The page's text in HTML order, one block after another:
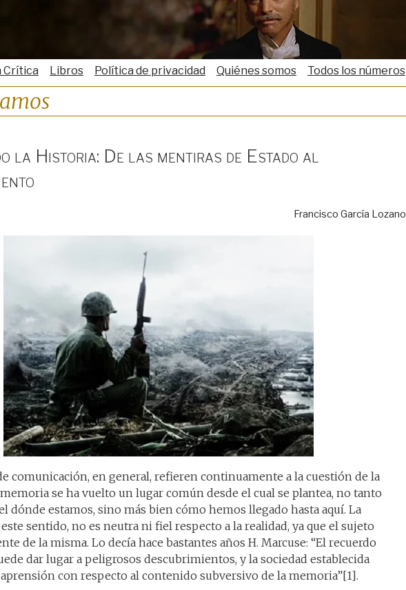
Crítica Libros Política de privacidad Quiénes somos Todos los números
la Historia: De las mentiras de Estado al
Francisco García Lozano
comunicación, en general, refieren continuamente a la cuestión de la
se ha vuelto un lugar común desde el cual se plantea, no tanto
dónde estamos, sino más bien cómo hemos llegado hasta aquí. La
sentido, no es neutra ni fiel respecto a la realidad, ya que el sujeto
de la misma. Lo decía hace bastantes años H. Marcuse: “El recuerdo
dar lugar a peligrosos descubrimientos, y la sociedad establecida
con respecto al contenido subversivo de la memoria”[1].